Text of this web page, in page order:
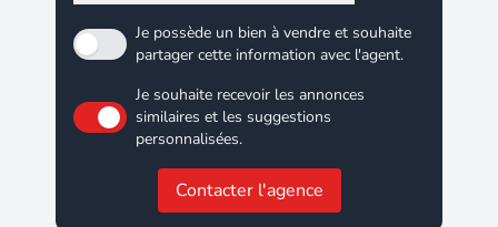
Je possède un bien à vendre et souhaite
partager cette information avec l'agent.
Je souhaite recevoir les annonces
similaires et les suggestions
personnalisées.
Contacter l'agence